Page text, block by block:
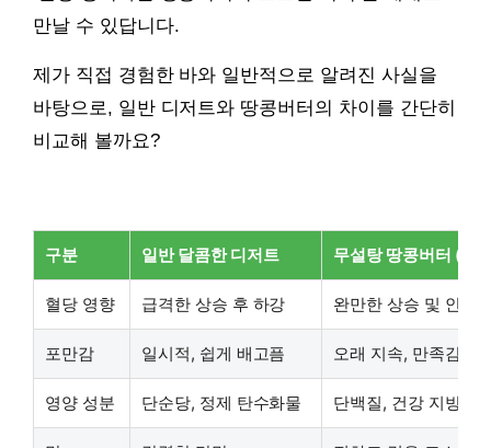
만날 수 있답니다.
제가 직접 경험한 바와 일반적으로 알려진 사실을
바탕으로, 일반 디저트와 땅콩버터의 차이를 간단히
비교해 볼까요?
구분 일반 달콤한 디저트 무설탕 땅콩버터 (1스
혈당 영향 급격한 상승 후 하강 완만한 상승 및 안정
포만감 일시적, 쉽게 배고픔 오래 지속, 만족감 높
영양 성분 단순당, 정제 탄수화물 단백질, 건강 지방, 식